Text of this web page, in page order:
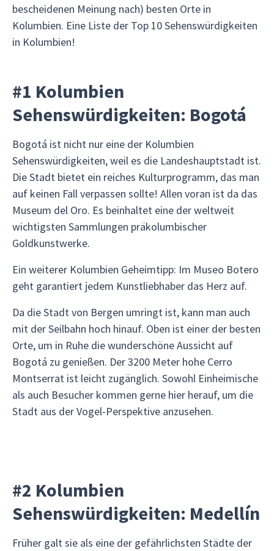
bescheidenen Meinung nach) besten Orte in
Kolumbien. Eine Liste der Top 10 Sehenswürdigkeiten
in Kolumbien!
#1 Kolumbien
Sehenswürdigkeiten: Bogotá
Bogotá ist nicht nur eine der Kolumbien
Sehenswürdigkeiten, weil es die Landeshauptstadt ist.
Die Stadt bietet ein reiches Kulturprogramm, das man
auf keinen Fall verpassen sollte! Allen voran ist da das
Museum del Oro. Es beinhaltet eine der weltweit
wichtigsten Sammlungen präkolumbischer
Goldkunstwerke.
Ein weiterer Kolumbien Geheimtipp: Im Museo Botero
geht garantiert jedem Kunstliebhaber das Herz auf.
Da die Stadt von Bergen umringt ist, kann man auch
mit der Seilbahn hoch hinauf. Oben ist einer der besten
Orte, um in Ruhe die wunderschöne Aussicht auf
Bogotá zu genießen. Der 3200 Meter hohe Cerro
Montserrat ist leicht zugänglich. Sowohl Einheimische
als auch Besucher kommen gerne hier herauf, um die
Stadt aus der Vogel-Perspektive anzusehen.
#2 Kolumbien
Sehenswürdigkeiten: Medellín
Früher galt sie als eine der gefährlichsten Städte der